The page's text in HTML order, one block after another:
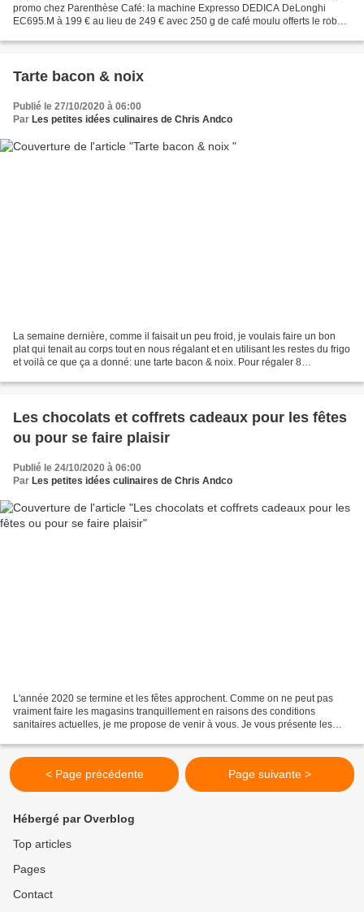
promo chez Parenthèse Café: la machine Expresso DEDICA DeLonghi
EC695.M à 199 € au lieu de 249 € avec 250 g de café moulu offerts le robot
Tarte bacon & noix
Publié le 27/10/2020 à 06:00
Par Les petites idées culinaires de Chris Andco
La semaine dernière, comme il faisait un peu froid, je voulais faire un bon
plat qui tenait au corps tout en nous régalant et en utilisant les restes du frigo
et voilà ce que ça a donné: une tarte bacon & noix. Pour régaler 8
Les chocolats et coffrets cadeaux pour les fêtes
ou pour se faire plaisir
Publié le 24/10/2020 à 06:00
Par Les petites idées culinaires de Chris Andco
L'année 2020 se termine et les fêtes approchent. Comme on ne peut pas
vraiment faire les magasins tranquillement en raisons des conditions
sanitaires actuelles, je me propose de venir à vous. Je vous présente les
< Page précédente Page suivante >
Hébergé par Overblog
Top articles
Pages
Contact